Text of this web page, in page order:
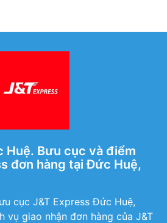
Huệ. Bưu cục và điểm
đơn hàng tại Đức Huệ,
cục J&T Express Đức Huệ,
vụ giao nhận đơn hàng của J&T